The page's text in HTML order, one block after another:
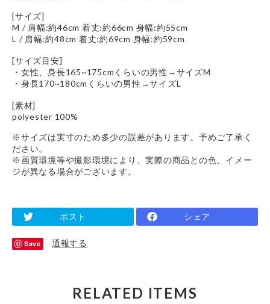
[サイズ]
M / 肩幅:約46cm 着丈:約66cm 身幅:約55cm
L / 肩幅:約48cm 着丈:約69cm 身幅:約59cm
[サイズ目安]
・女性、身長165~175cmくらいの男性→サイズM
・身長170~180cmくらいの男性→サイズL
[素材]
polyester 100%
※サイズは実寸のため多少の誤差があります。予めご了承く
ださい。
※画質環境等や撮影環境により、実際の商品との色、イメー
ジが異なる場合がございます。
ポスト シェア
Save 通報する
RELATED ITEMS